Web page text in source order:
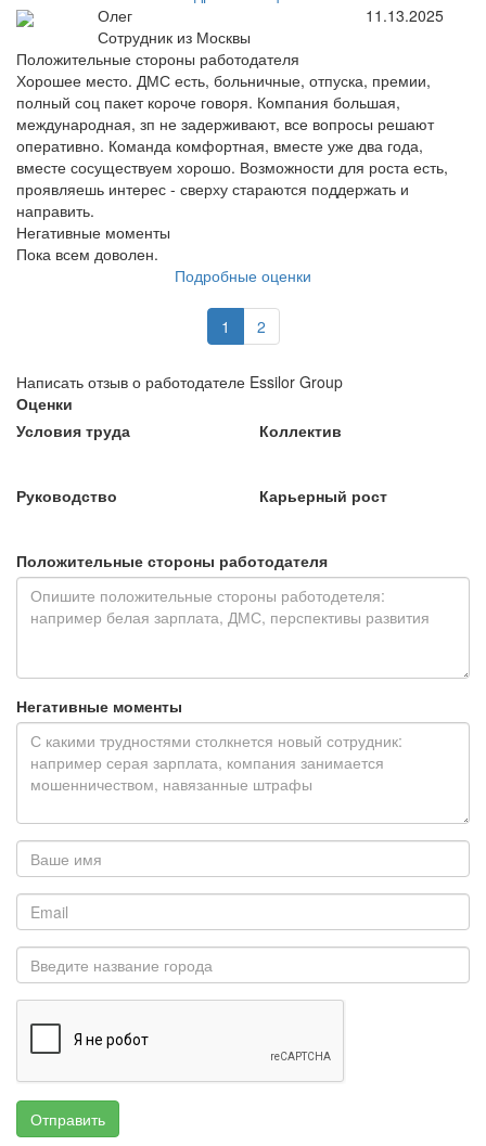
Олег
Сотрудник из Москвы
11.13.2025
Положительные стороны работодателя
Хорошее место. ДМС есть, больничные, отпуска, премии,
полный соц пакет короче говоря. Компания большая,
международная, зп не задерживают, все вопросы решают
оперативно. Команда комфортная, вместе уже два года,
вместе сосуществуем хорошо. Возможности для роста есть,
проявляешь интерес - сверху стараются поддержать и
направить.
Негативные моменты
Пока всем доволен.
Подробные оценки
1 2
Написать отзыв о работодателе Essilor Group
Оценки
Условия труда
Коллектив
Руководство Карьерный рост
Положительные стороны работодателя
Негативные моменты
Отправить